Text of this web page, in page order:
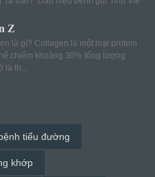
Z
là gì? Collagen là một loại protein
chiếm khoảng 30% tổng lượng
th...
tiểu đường
khớp